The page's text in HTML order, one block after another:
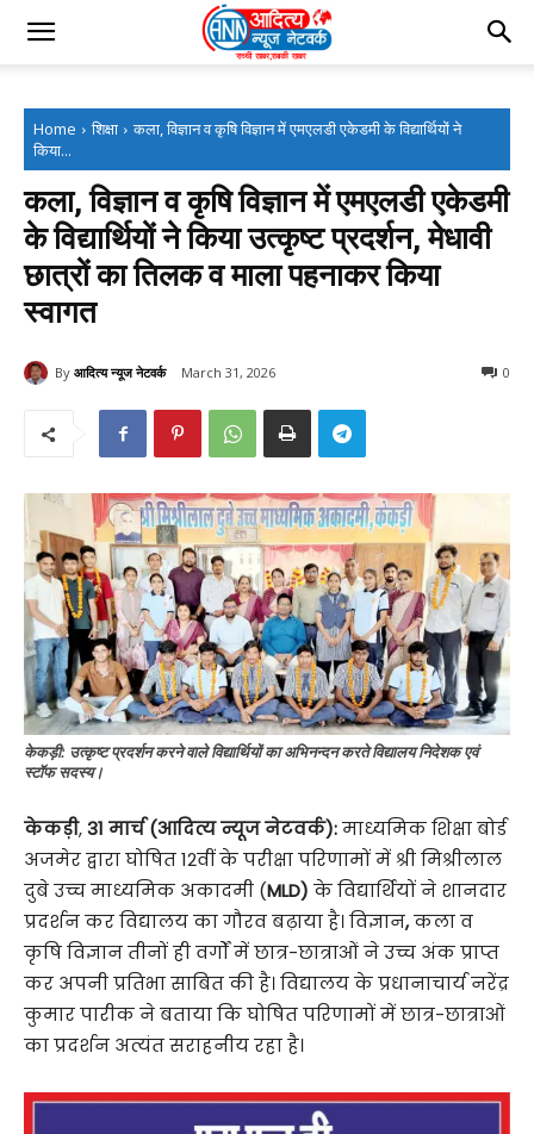
Home शिक्षा
कला, विज्ञान व कृषि विज्ञान में एमएलडी एकेडमी के विद्यार्थियों ने
किया...
कला, विज्ञान व कृषि विज्ञान में एमएलडी एकेडमी
के विद्यार्थियों ने किया उत्कृष्ट प्रदर्शन, मेधावी
छात्रों का तिलक व माला पहनाकर किया
स्वागत
By आदित्य न्यूज नेटवर्क March 31, 2026 0
केकड़ी: उत्कृष्ट प्रदर्शन करने वाले विद्यार्थियों का अभिनन्दन करते विद्यालय निदेशक एवं
स्टॉफ सदस्य।
केकड़ी,31 मार्च (आदित्य न्यूज नेटवर्क):माध्यमिक शिक्षा बोर्ड
अजमेर द्वारा घोषित 12वीं के परीक्षा परिणामों में श्री मिश्रीलाल
दुबे उच्च माध्यमिक अकादमी (MLD) के विद्यार्थियों ने शानदार
प्रदर्शन कर विद्यालय का गौरव बढ़ाया है। विज्ञान,कला व
कृषि विज्ञान तीनों ही वर्गों में छात्र-छात्राओं ने उच्च अंक प्राप्त
कर अपनी प्रतिभा साबित की है। विद्यालय के प्रधानाचार्य नरेंद्र
कुमार पारीक ने बताया कि घोषित परिणामों में छात्र-छात्राओं
का प्रदर्शन अत्यंत सराहनीय रहा है।